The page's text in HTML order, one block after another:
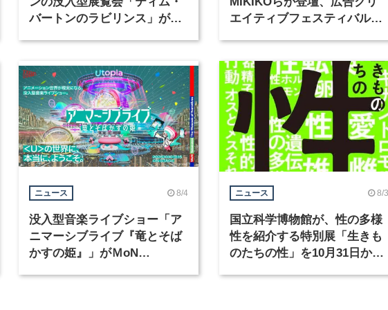
バートンのラビリンス」が東
エイティブフェスティバル
ニュース 8/4
没入型音楽ライブショー「ア
ニマーシブライブ『竜とそば
かすの姫』」がＭoN
ニュース 8/3
国立科学博物館が、性の多様
性を紹介する特別展「生きも
のたちの性」を10月31日から